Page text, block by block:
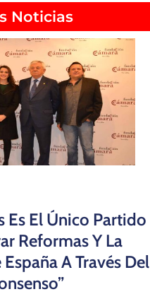
Noticias
Es El Único Partido
Reformas Y La
A Través Del